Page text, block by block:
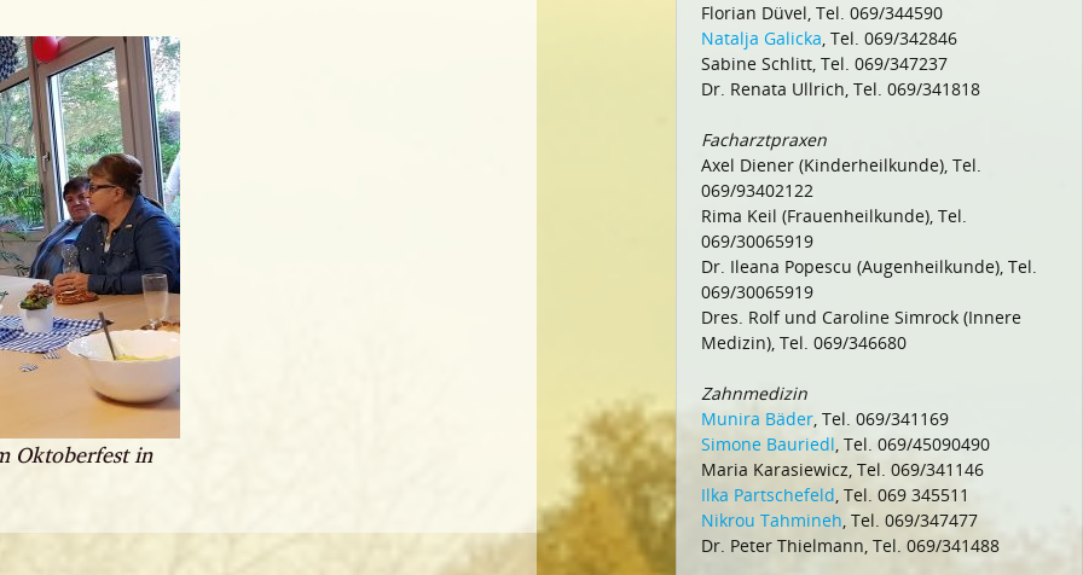
Oktoberfest in
Florian Düvel, Tel. 069/344590
Natalja Galicka, Tel. 069/342846
Sabine Schlitt, Tel. 069/347237
Dr. Renata Ullrich, Tel. 069/341818
Facharztpraxen
Axel Diener (Kinderheilkunde), Tel.
069/93402122
Rima Keil (Frauenheilkunde), Tel.
069/30065919
Dr. Ileana Popescu (Augenheilkunde), Tel.
069/30065919
Dres. Rolf und Caroline Simrock (Innere
Medizin), Tel. 069/346680
Zahnmedizin
Munira Bäder, Tel. 069/341169
Simone Bauriedl, Tel. 069/45090490
Maria Karasiewicz, Tel. 069/341146
Ilka Partschefeld, Tel. 069 345511
Nikrou Tahmineh, Tel. 069/347477
Dr. Peter Thielmann, Tel. 069/341488